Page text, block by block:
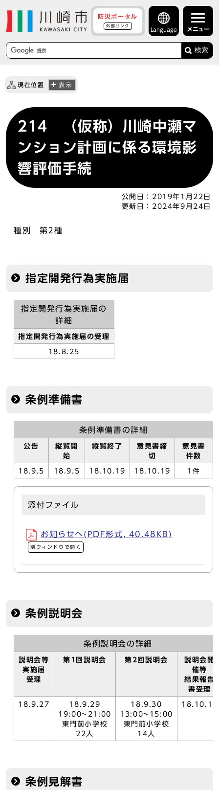
防災ポータル
外部リンク
Language メニュー
検索
現在位置 表示
214 （仮称）川崎中瀬マ
ンション計画に係る環境影
響評価手続
公開日： 2019年1月22日
更新日： 2024年9月24日
種別 第2種
指定開発行為実施届
指定開発行為実施届の
詳細
指定開発行為実施届の受理
18.8.25
条例準備書
条例準備書の詳細
公告
縦覧開
始
縦覧終了
意見書締
切
意見書
件数
18.9.5 18.9.5 18.10.19 18.10.19 1件
添付ファイル
お知らせへ(PDF形式, 40.48KB)
別ウィンドウで開く
条例説明会
条例説明会の詳細
説明会等
実施届
受理
第1回説明会 第2回説明会
説明会開
催等
結果報告
書受理
18.9.27
18.9.29
19:00~21:00
東門前小学校
22人
18.9.30
13:00~15:00
東門前小学校
14人
18.10.11
条例見解書